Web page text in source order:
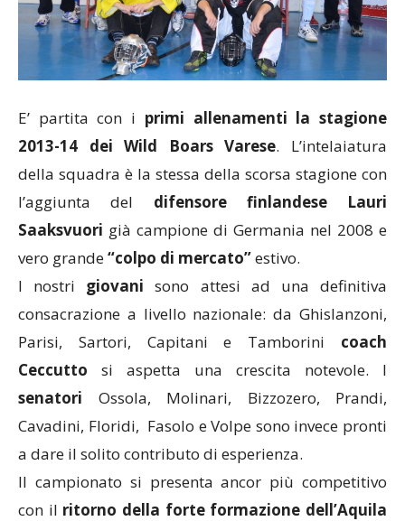
E’ partita con i primi allenamenti la stagione
2013-14 dei Wild Boars Varese. L’intelaiatura
della squadra è la stessa della scorsa stagione con
l’aggiunta del difensore finlandese Lauri
Saaksvuori già campione di Germania nel 2008 e
vero grande“colpo di mercato”estivo.
I nostri giovani sono attesi ad una definitiva
consacrazione a livello nazionale: da Ghislanzoni,
Parisi, Sartori, Capitani e Tamborini coach
Ceccutto si aspetta una crescita notevole. I
senatori Ossola, Molinari, Bizzozero, Prandi,
Cavadini, Floridi, Fasolo e Volpe sono invece pronti
a dare il solito contributo di esperienza.
Il campionato si presenta ancor più competitivo
con il ritorno della forte formazione dell’Aquila